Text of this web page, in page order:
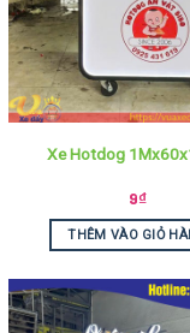
Xe Hotdog
9₫
THÊM VÀO GIỎ